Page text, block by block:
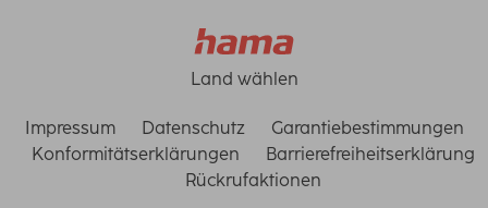
Land wählen
Impressum Datenschutz
Garantiebestimmungen
Konformitätserklärungen
Barrierefreiheitserklärung
Rückrufaktionen